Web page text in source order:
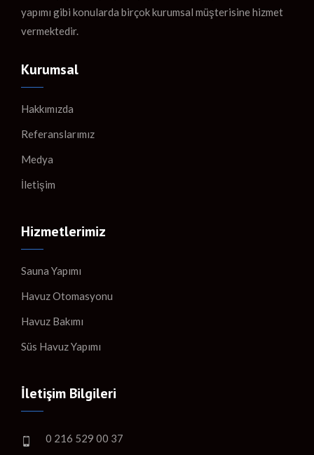
yapımı gibi konularda birçok kurumsal müşterisine hizmet
vermektedir.
Kurumsal
Hakkımızda
Referanslarımız
Medya
İletişim
Hizmetlerimiz
Sauna Yapımı
Havuz Otomasyonu
Havuz Bakımı
Süs Havuz Yapımı
İletişim Bilgileri
0 216 529 00 37